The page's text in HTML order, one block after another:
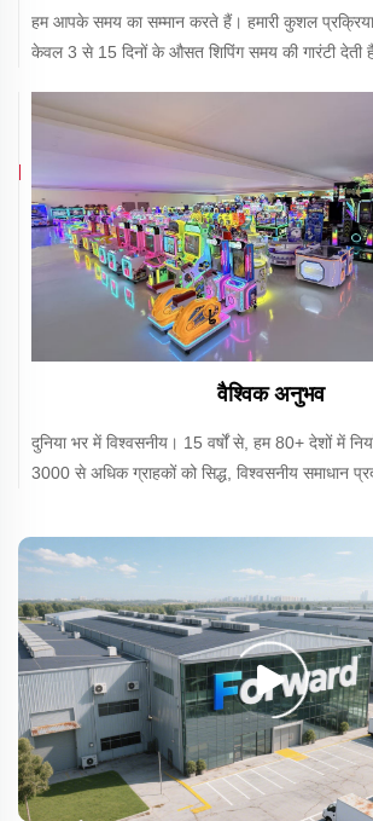
हम आपके समय का सम्मान करते हैं। हमारी कुशल
केवल 3 से 15 दिनों के औसत शिपिंग समय की गारंटी देती
वैश्विक अनुभव
दुनिया भर में विश्वसनीय। 15 वर्षों से, हम 80+ देशों में
3000 से अधिक ग्राहकों को सिद्ध, विश्वसनीय समाधान